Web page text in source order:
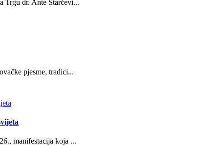
Trgu dr. Ante Starčevi...
pjesme, tradici...
manifestacija koja ...